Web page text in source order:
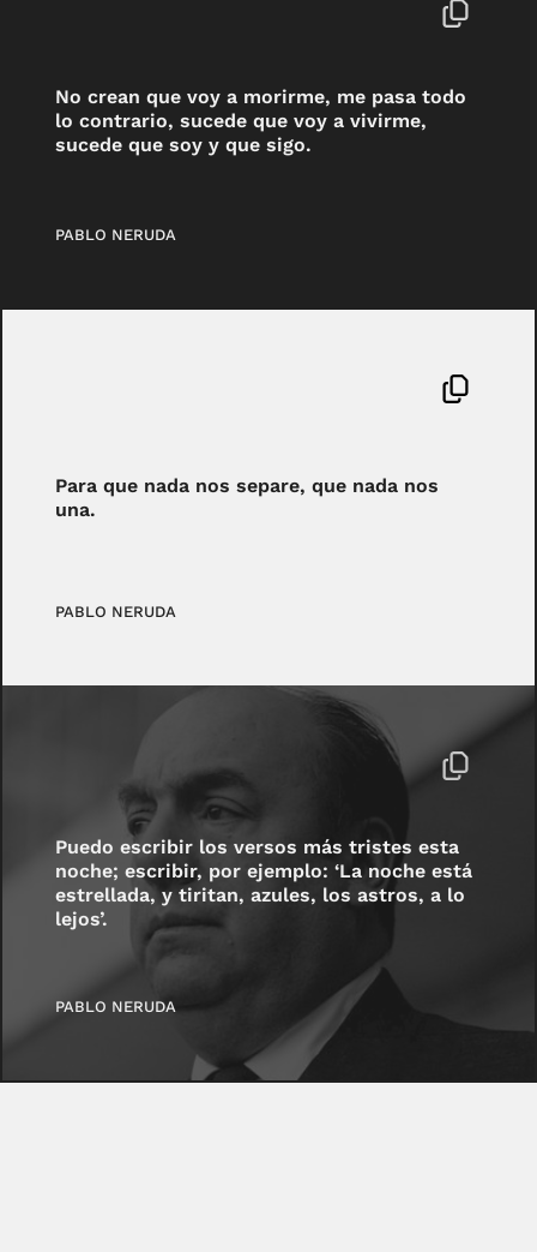
No crean que voy a morirme, me pasa todo
lo contrario, sucede que voy a vivirme,
sucede que soy y que sigo.
PABLO NERUDA
Para que nada nos separe, que nada nos
una.
PABLO NERUDA
Puedo escribir los versos más tristes esta
noche; escribir, por ejemplo: ‘La noche está
estrellada, y tiritan, azules, los astros, a lo
lejos’.
PABLO NERUDA